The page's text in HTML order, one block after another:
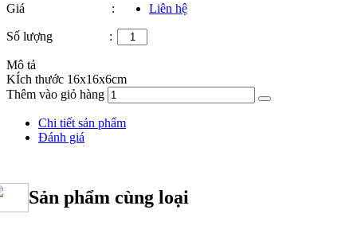
Giá
: Liên hệ
Số lượng :
Mô tả
KÍch thước 16x16x6cm
Thêm vào giỏ hàng
Chi tiết sản phẩm
Đánh giá
Sản phẩm cùng loại